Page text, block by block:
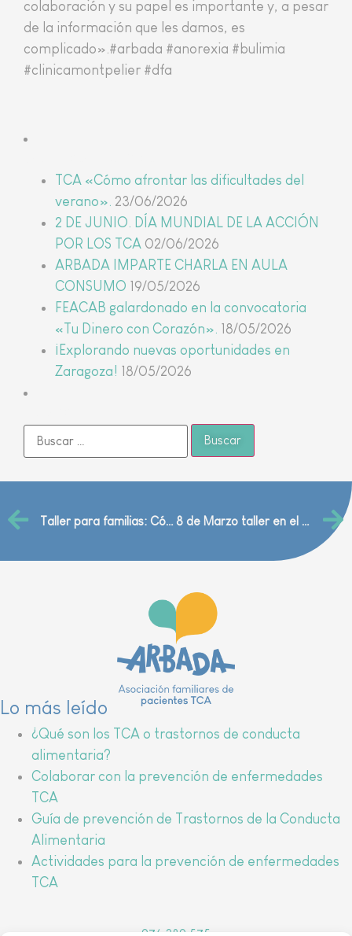
colaboración y su papel es importante y, a pesar
de la información que les damos, es
complicado».#arbada #anorexia #bulimia
#clinicamontpelier #dfa
TCA «Cómo afrontar las dificultades del
verano». 23/06/2026
2 DE JUNIO. DÍA MUNDIAL DE LA ACCIÓN
POR LOS TCA 02/06/2026
ARBADA IMPARTE CHARLA EN AULA
CONSUMO 19/05/2026
FEACAB galardonado en la convocatoria
«Tu Dinero con Corazón». 18/05/2026
¡Explorando nuevas oportunidades en
Zaragoza! 18/05/2026
Taller para familias: Cómo afrontar el alta médica. 8 de Marzo taller en el Colegio Agustín Gericó de Zaragoza
Lo más leído
¿Qué son los TCA o trastornos de conducta
alimentaria?
Colaborar con la prevención de enfermedades
TCA
Guía de prevención de Trastornos de la Conducta
Alimentaria
Actividades para la prevención de enfermedades
TCA